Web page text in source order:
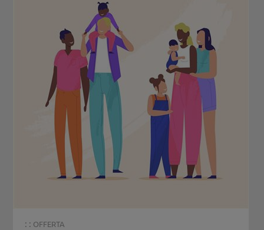
: : OFFERTA